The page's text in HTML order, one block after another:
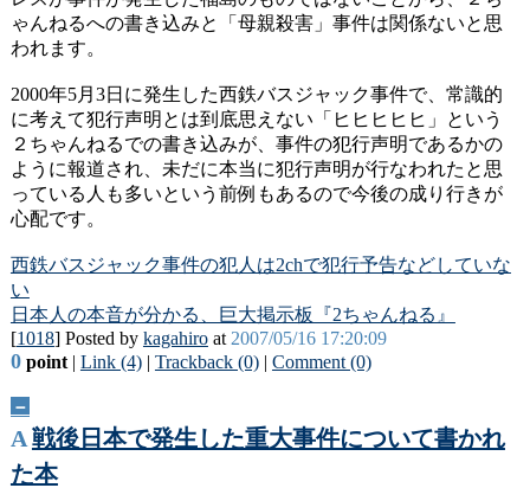
ゃんねるへの書き込みと「母親殺害」事件は関係ないと思
われます。
2000年5月3日に発生した西鉄バスジャック事件で、常識的
に考えて犯行声明とは到底思えない「ヒヒヒヒヒ」という
２ちゃんねるでの書き込みが、事件の犯行声明であるかの
ように報道され、未だに本当に犯行声明が行なわれたと思
っている人も多いという前例もあるので今後の成り行きが
心配です。
西鉄バスジャック事件の犯人は2chで犯行予告などしていな
い
日本人の本音が分かる、巨大掲示板『2ちゃんねる』
[1018] Posted by kagahiroat 2007/05/16 17:20:09
0point| Link (4)| Trackback (0)| Comment (0)
－
A 戦後日本で発生した重大事件について書かれ
た本